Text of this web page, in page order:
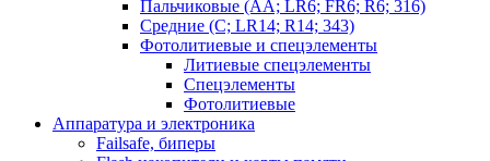
Пальчиковые (AA; LR6; FR6; R6; 316)
Средние (C; LR14; R14; 343)
Фотолитиевые и спецэлементы
Литиевые спецэлементы
Спецэлементы
Фотолитиевые
Аппаратура и электроника
Failsafe, биперы